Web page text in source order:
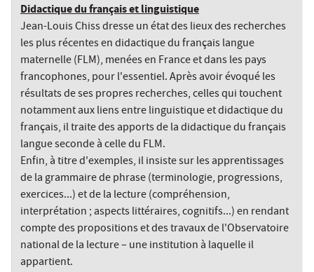
Didactique du français et linguistique
Jean-Louis Chiss dresse un état des lieux des recherches
les plus récentes en didactique du français langue
maternelle (FLM), menées en France et dans les pays
francophones, pour l'essentiel. Après avoir évoqué les
résultats de ses propres recherches, celles qui touchent
notamment aux liens entre linguistique et didactique du
français, il traite des apports de la didactique du français
langue seconde à celle du FLM.
Enfin, à titre d'exemples, il insiste sur les apprentissages
de la grammaire de phrase (terminologie, progressions,
exercices...) et de la lecture (compréhension,
interprétation ; aspects littéraires, cognitifs...) en rendant
compte des propositions et des travaux de l'Observatoire
national de la lecture – une institution à laquelle il
appartient.